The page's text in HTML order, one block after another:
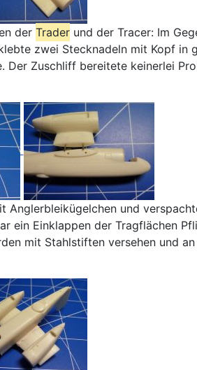
der Trader und der Tracer: Im
zwei Stecknadeln mit Kopf
Zuschliff bereitete keinerlei
und
ein Einklappen der Tragflächen
mit Stahlstiften versehen und